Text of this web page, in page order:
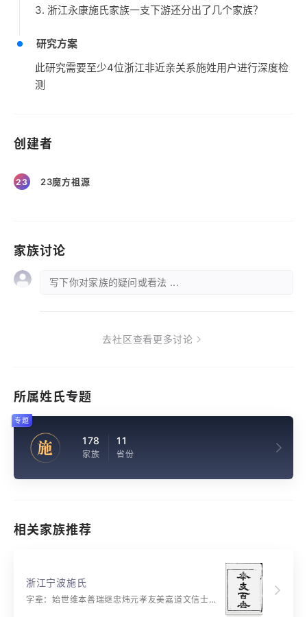
3. 浙江永康施氏家族一支下游还分出了几个家族？
研究方案
此研究需要至少4位浙江非近亲关系施姓用户进行深度检
测
创建者
23 23魔方祖源
家族讨论
写下你对家族的疑问或看法 ...
去社区查看更多讨论
所属姓氏专题
施 178
家族
11
省份
专题
相关家族推荐
浙江宁波施氏
字辈：始世维本善瑞继忠炜元孝友美嘉道文信士仁义良久致享福吉祥荣礼阳名德启万芳富贵永康甯恭贤正悠丰庚壎丙坡肇琛沛定全和安君邦国钊庆静承通泰烈志宏行章绪才显英宝彤豫发灵光盆增振椿岳集玉典寿昌松兰彩秀茂恒锡伦焕表